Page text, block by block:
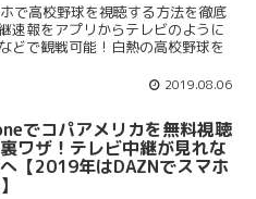
で高校野球を視聴する方法を徹底
速報をアプリからテレビのように
どで観戦可能！白熱の高校野球を
2019.08.06
でコパアメリカを無料視聴
ワザ！テレビ中継が見れな
【2019年はDAZNでスマホ